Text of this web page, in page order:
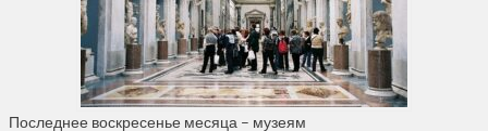
Последнее воскресенье месяца – музеям